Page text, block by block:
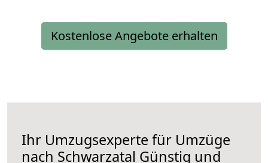
Kostenlose Angebote erhalten
Ihr Umzugsexperte für Umzüge
nach Schwarzatal Günstig und